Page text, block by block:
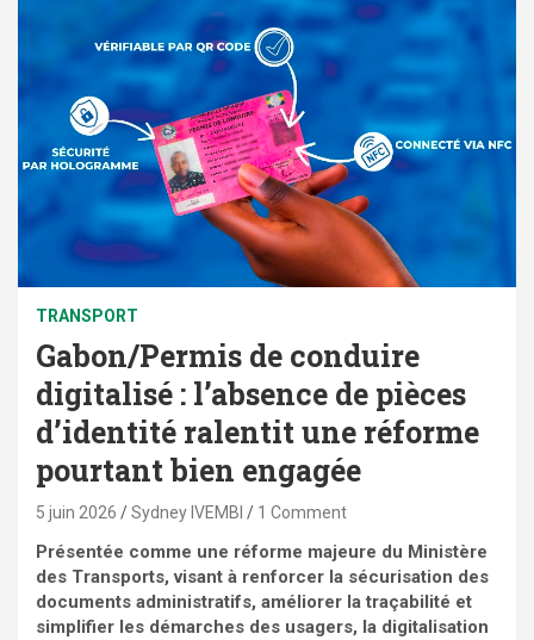
TRANSPORT
Gabon/Permis de conduire
digitalisé : l’absence de pièces
d’identité ralentit une réforme
pourtant bien engagée
5 juin 2026 Sydney IVEMBI 1 Comment
Présentée comme une réforme majeure du Ministère
des Transports, visant à renforcer la sécurisation des
documents administratifs, améliorer la traçabilité et
simplifier les démarches des usagers, la digitalisation